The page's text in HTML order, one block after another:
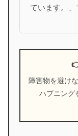
ています。
障害物を避け
ハプニング